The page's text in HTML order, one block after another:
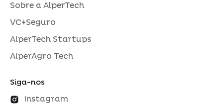
Sobre a AlperTech
VC+Seguro
AlperTech Startups
AlperAgro Tech
Siga-nos
Instagram